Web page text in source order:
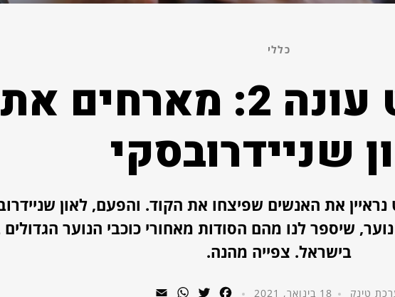
כללי
טינקאסט עונה 2: מארחים את
שניידרובסקי
את האנשים שפיצחו את הקוד. והפעם, לאון
שיספר לנו מהם הסודות מאחורי כוכבי הנוער הגדולים
בישראל. צפייה מהנה.
טינק 18 בינואר, 2021 Facebook
Twitter
WhatsApp